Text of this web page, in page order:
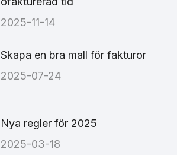
2025-11-14
Skapa en bra mall för fakturor
2025-07-24
Nya regler för 2025
2025-03-18